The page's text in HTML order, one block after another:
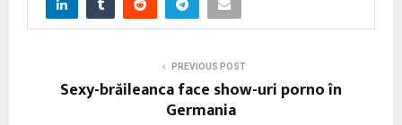
PREVIOUS POST
Sexy-brăileanca face show-uri porno în
Germania